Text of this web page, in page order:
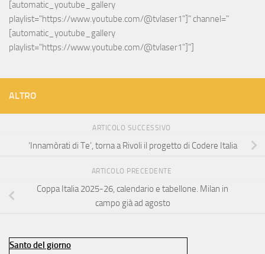
[automatic_youtube_gallery
playlist="https://www.youtube.com/@tvlaser1"]" channel="
[automatic_youtube_gallery
playlist="https://www.youtube.com/@tvlaser1"]"]
ALTRO
ARTICOLO SUCCESSIVO
‘Innamòrati di Te’, torna a Rivoli il progetto di Codere Italia
ARTICOLO PRECEDENTE
Coppa Italia 2025-26, calendario e tabellone. Milan in
campo già ad agosto
Santo del giorno